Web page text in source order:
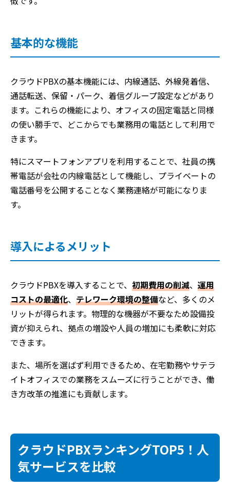
基本的な機能
クラウドPBXの基本機能には、内線通話、外線発着信、
通話転送、保留・パーク、着信グループ設定などがあり
ます。これらの機能により、オフィスの固定電話と同様
の使い勝手で、どこからでも業務用の電話として利用で
きます。
特にスマートフォンアプリを利用することで、社員の携
帯電話が会社の内線電話として機能し、プライベートの
電話番号を公開することなく業務連絡が可能になりま
す。
導入によるメリット
クラウドPBXを導入することで、 初期費用の削減、 運用
コストの最適化、 テレワーク環境の整備など、多くのメ
リットが得られます。物理的な機器が不要なため設備投
資が抑えられ、拠点の増設や人員の増加にも柔軟に対応
できます。
また、場所を選ばず利用できるため、在宅勤務やサテラ
イトオフィスでの業務をスムーズに行うことができ、働
き方改革の推進にも貢献します。
クラウドPBXランキングTOP5！人
気サービスを比較